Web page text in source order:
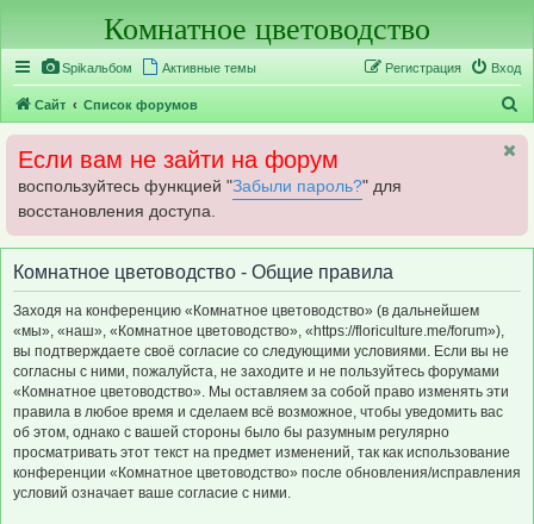
Комнатное цветоводство
Spikальбом Активные темы Вход
Регистрация
Сайт Список форумов
о
Если вам не зайти на форум
воспользуйтесь функцией "Забыли пароль?" для
восстановления доступа.
Комнатное цветоводство - Общие правила
Заходя на конференцию «Комнатное цветоводство» (в дальнейшем
«мы», «наш», «Комнатное цветоводство», «https://floriculture.me/forum»),
вы подтверждаете своё согласие со следующими условиями. Если вы не
согласны с ними, пожалуйста, не заходите и не пользуйтесь форумами
«Комнатное цветоводство». Мы оставляем за собой право изменять эти
правила в любое время и сделаем всё возможное, чтобы уведомить вас
об этом, однако с вашей стороны было бы разумным регулярно
просматривать этот текст на предмет изменений, так как использование
конференции «Комнатное цветоводство» после обновления/исправления
условий означает ваше согласие с ними.